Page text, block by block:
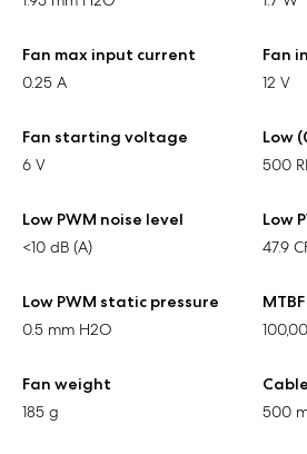
Fan max input current
0.25 A
Fan
12 V
Fan starting voltage
6 V
Low
500
Low PWM noise level
<10 dB (A)
Low
47.9
Low PWM static pressure
0.5 mm H2O
MTBF
Fan weight
185 g
500